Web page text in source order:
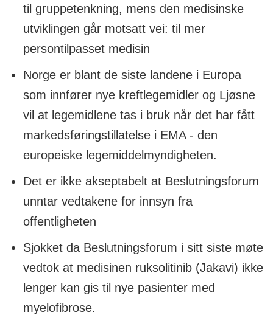
til gruppetenkning, mens den medisinske
utviklingen går motsatt vei: til mer
persontilpasset medisin
Norge er blant de siste landene i Europa
som innfører nye kreftlegemidler og Ljøsne
vil at legemidlene tas i bruk når det har fått
markedsføringstillatelse i EMA - den
europeiske legemiddelmyndigheten.
Det er ikke akseptabelt at Beslutningsforum
unntar vedtakene for innsyn fra
offentligheten
Sjokket da Beslutningsforum i sitt siste møte
vedtok at medisinen ruksolitinib (Jakavi) ikke
lenger kan gis til nye pasienter med
myelofibrose.